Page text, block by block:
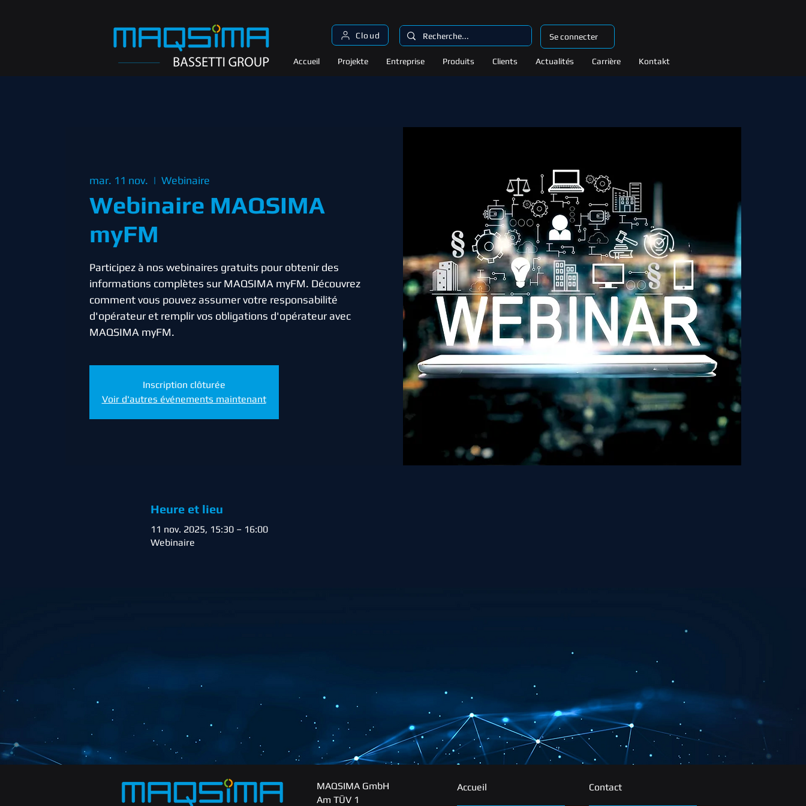
Cloud
Accueil Projekte Entreprise Produits Clients Actualités Carrière Kontakt
Se connecter
mar. 11 nov.
  |
Webinaire
Webinaire MAQSIMA
myFM
Participez à nos webinaires gratuits pour obtenir des
informations complètes sur MAQSIMA myFM. Découvrez
comment vous pouvez assumer votre responsabilité
d'opérateur et remplir vos obligations d'opérateur avec
MAQSIMA myFM.
Inscription clôturée
Voir d'autres événements maintenant
Heure et lieu
11 nov. 2025, 15:30 – 16:00
Webinaire
MAQSIMA GmbH
Am TÜV 1
Accueil Contact